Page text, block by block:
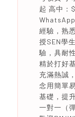
起 高中：
經驗，熟
授SEN學
驗，具耐
精於打好
充滿熱誠
念用簡單
基礎，提
一對一（